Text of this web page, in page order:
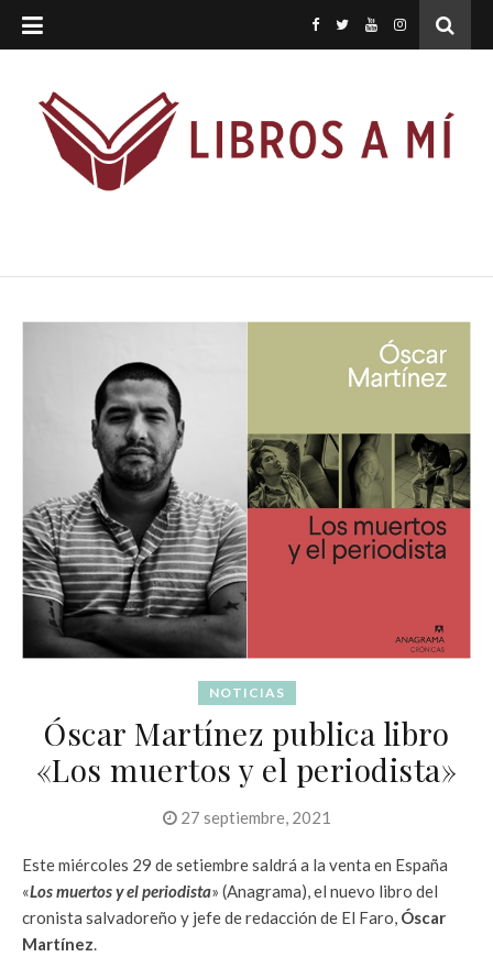
NOTICIAS
Óscar Martínez publica libro
«Los muertos y el periodista»
27 septiembre, 2021
Este miércoles 29 de setiembre saldrá a la venta en España
«Los muertos y el periodista» (Anagrama), el nuevo libro del
cronista salvadoreño y jefe de redacción de El Faro, Óscar
Martínez.